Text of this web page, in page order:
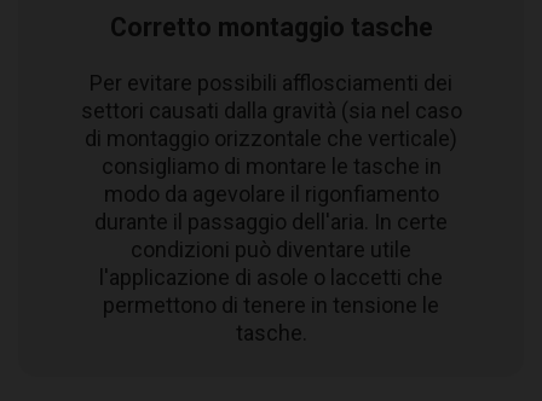
Corretto montaggio tasche
Per evitare possibili afflosciamenti dei
settori causati dalla gravità (sia nel caso
di montaggio orizzontale che verticale)
consigliamo di montare le tasche in
modo da agevolare il rigonfiamento
durante il passaggio dell'aria. In certe
condizioni può diventare utile
l'applicazione di asole o laccetti che
permettono di tenere in tensione le
tasche.